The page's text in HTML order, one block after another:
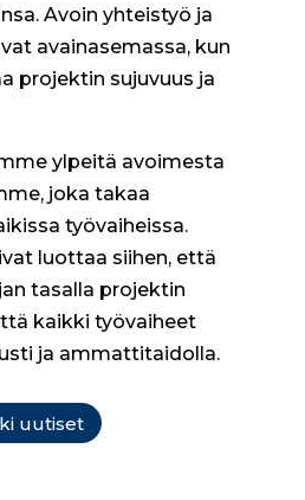
Avoin yhteistyö ja
avainasemassa, kun
projektin sujuvuus ja
ylpeitä avoimesta
joka takaa
työvaiheissa.
luottaa siihen, että
tasalla projektin
kaikki työvaiheet
ja ammattitaidolla.
uutiset